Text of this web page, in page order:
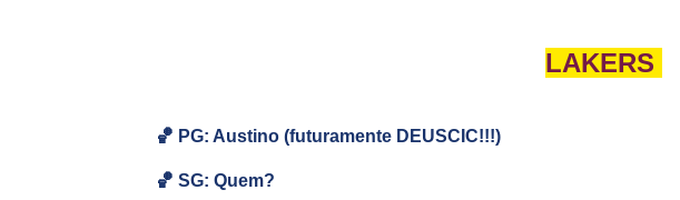
LAKERS
🏀 PG: Austino (futuramente DEUSCIC!!!)
🏀 SG: Quem?